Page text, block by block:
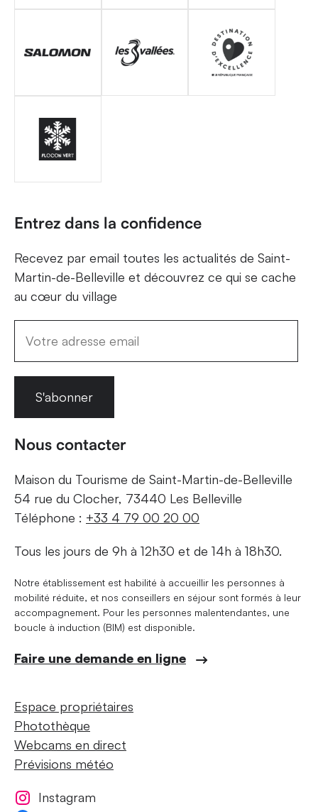
Entrez dans la confidence
Recevez par email toutes les actualités de Saint-
Martin-de-Belleville et découvrez ce qui se cache
au cœur du village
S'abonner
Nous contacter
Maison du Tourisme de Saint-Martin-de-Belleville
54 rue du Clocher, 73440 Les Belleville
Téléphone : +33 4 79 00 20 00
Tous les jours de 9h à 12h30 et de 14h à 18h30.
Notre établissement est habilité à accueillir les personnes à
mobilité réduite, et nos conseillers en séjour sont formés à leur
accompagnement. Pour les personnes malentendantes, une
boucle à induction (BIM) est disponible.
Faire une demande en ligne
Espace propriétaires
Photothèque
Webcams en direct
Prévisions météo
Instagram